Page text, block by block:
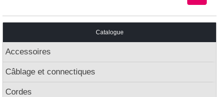
Catalogue
Accessoires
Câblage et connectiques
Cordes